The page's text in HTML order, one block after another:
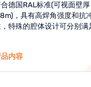
德国RAL标准(可视面壁厚
，具有高焊角强度和抗
特殊的腔体设计可分别满
内容